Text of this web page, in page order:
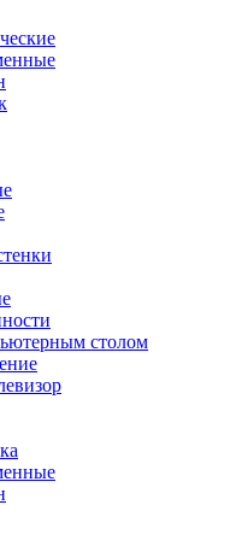
столом